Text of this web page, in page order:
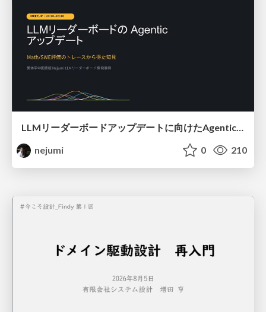
LLMリーダーボードアップデートに向けたAgentic Math_SWEのトレースについて
nejumi
0 210